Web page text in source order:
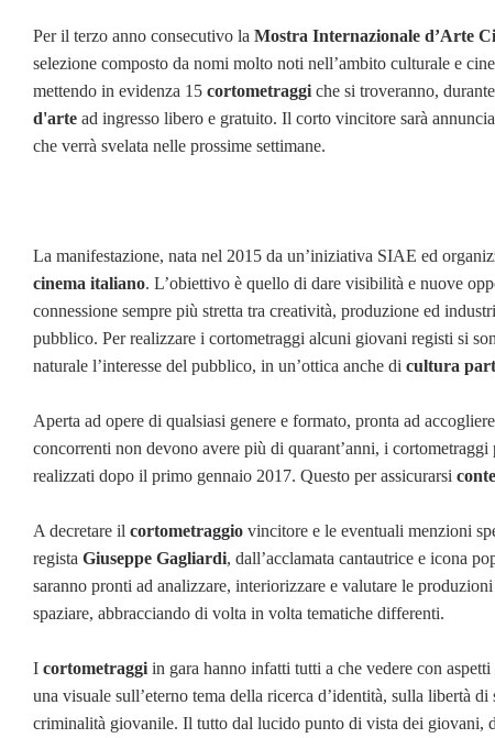
Per il terzo anno consecutivo la Mostra Internazionale d’Arte
selezione composto da nomi molto noti nell’ambito culturale e
mettendo in evidenza 15 cortometraggi che si troveranno,
d'arte ad ingresso libero e gratuito. Il corto vincitore sarà
che verrà svelata nelle prossime settimane.
La manifestazione, nata nel 2015 da un’iniziativa SIAE ed
cinema italiano. L’obiettivo è quello di dare visibilità e nuove
connessione sempre più stretta tra creatività, produzione ed
pubblico. Per realizzare i cortometraggi alcuni giovani registi si
naturale l’interesse del pubblico, in un’ottica anche di cultura
Aperta ad opere di qualsiasi genere e formato, pronta ad
concorrenti non devono avere più di quarant’anni, i
realizzati dopo il primo gennaio 2017. Questo per assicurarsi
A decretare il cortometraggio vincitore e le eventuali menzioni
regista Giuseppe Gagliardi, dall’acclamata cantautrice e icona
saranno pronti ad analizzare, interiorizzare e valutare le
spaziare, abbracciando di volta in volta tematiche differenti.
I cortometraggi in gara hanno infatti tutti a che vedere con
una visuale sull’eterno tema della ricerca d’identità, sulla libertà
criminalità giovanile. Il tutto dal lucido punto di vista dei giovani,